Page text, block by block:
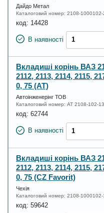
Дайдо Метал
Каталоговий номер: 2108-1000102-
код: 14428
В наявності
Вкладиші корінь ВАЗ
2112, 2113, 2114, 2115,
0, 75 (AT)
Автоінженерінг ТОВ
Каталоговий номер: AT 2108-102-13
код: 62744
В наявності
Вкладиші корінь ВАЗ
2112, 2113, 2114, 2115,
0, 75 (CZ Favorit)
Чехія
Каталоговий номер: 2108-1000102-
код: 59642